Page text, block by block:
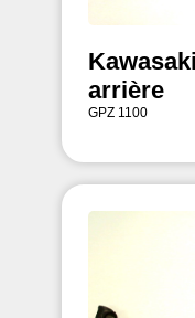
arrière
GPZ 1100